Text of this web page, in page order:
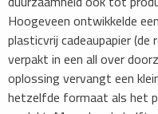
Hoogeveen ontwikkelde
plasticvrij cadeaupapier
verpakt in een all over
oplossing vervangt een
hetzelfde formaat als het